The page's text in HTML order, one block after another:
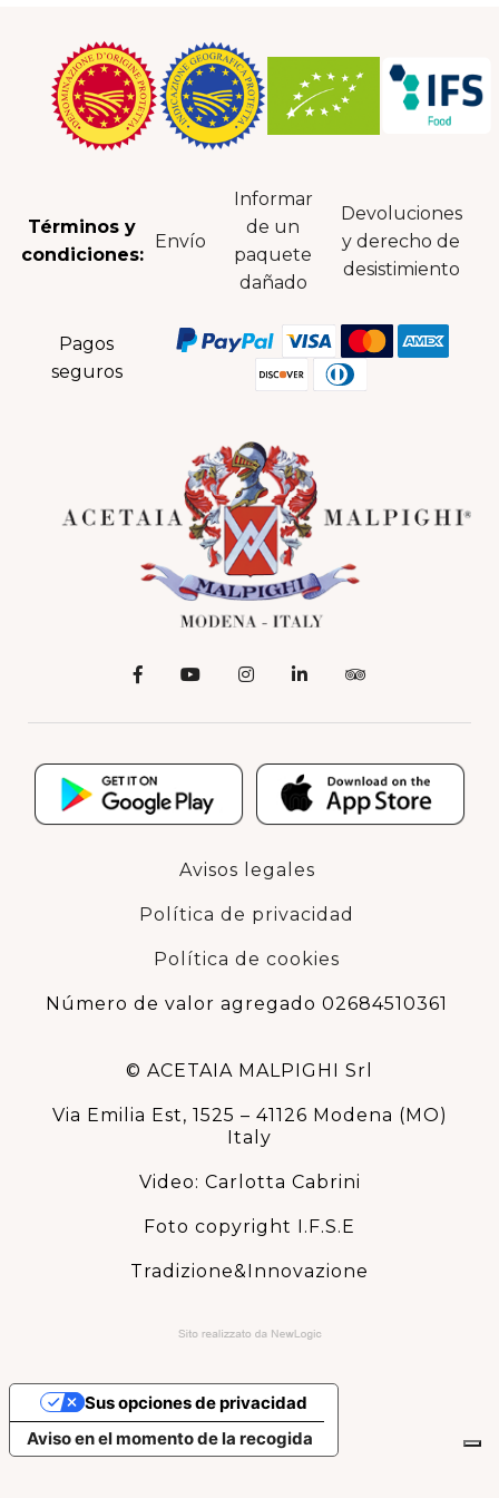
Términos y
condiciones:
Envío
Informar
de un
paquete
dañado
Devoluciones
y derecho de
desistimiento
Pagos
seguros
Avisos legales
Política de privacidad
Política de cookies
Número de valor agregado 02684510361
© ACETAIA MALPIGHI Srl
Via Emilia Est, 1525 – 41126 Modena (MO)
Italy
Video: Carlotta Cabrini
Foto copyright I.F.S.E
Tradizione&Innovazione
Aviso en el momento de la recogida
Sus opciones de privacidad